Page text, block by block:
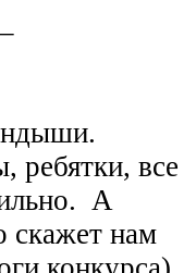
ребятки, все
А
скажет нам